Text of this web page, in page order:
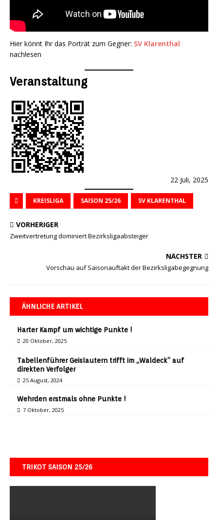
Hier könnt Ihr das Porträt zum Gegner: SV Klarenthal
nachlesen
Veranstaltung
22 Juli, 2025
KREISLIGA SAISON 25/26 SV KLARENTHAL
VORHERIGER
Zweitvertretung dominiert Bezirksligaabsteiger
NÄCHSTER
Vorschau auf Saisonauftakt der Bezirksligabegegnung
ÄHNLICHE ARTIKEL
Harter Kampf um wichtige Punkte !
20 Oktober, 2025
Tabellenführer Geislautern trifft im „Waldeck“ auf
direkten Verfolger
25 August, 2024
Wehrden erstmals ohne Punkte !
7 Oktober, 2025
TRIKOT SAISON 25/26